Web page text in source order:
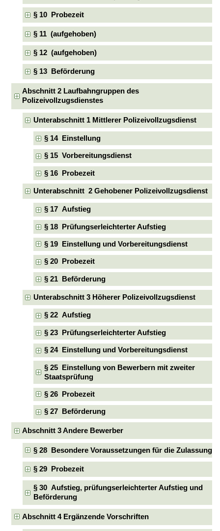
§ 10 Probezeit
§ 11 (aufgehoben)
§ 12 (aufgehoben)
§ 13 Beförderung
Abschnitt 2 Laufbahngruppen des
Polizeivollzugsdienstes
Unterabschnitt 1 Mittlerer Polizeivollzugsdienst
§ 14 Einstellung
§ 15 Vorbereitungsdienst
§ 16 Probezeit
Unterabschnitt 2 Gehobener Polizeivollzugsdienst
§ 17 Aufstieg
§ 18 Prüfungserleichterter Aufstieg
§ 19 Einstellung und Vorbereitungsdienst
§ 20 Probezeit
§ 21 Beförderung
Unterabschnitt 3 Höherer Polizeivollzugsdienst
§ 22 Aufstieg
§ 23 Prüfungserleichterter Aufstieg
§ 24 Einstellung und Vorbereitungsdienst
§ 25 Einstellung von Bewerbern mit zweiter
Staatsprüfung
§ 26 Probezeit
§ 27 Beförderung
Abschnitt 3 Andere Bewerber
§ 28 Besondere Voraussetzungen für die Zulassung
§ 29 Probezeit
§ 30 Aufstieg, prüfungserleichterter Aufstieg und
Beförderung
Abschnitt 4 Ergänzende Vorschriften